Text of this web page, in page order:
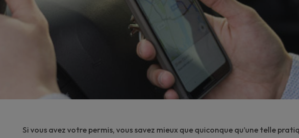
Si vous avez votre permis, vous savez mieux que quiconque qu’une telle